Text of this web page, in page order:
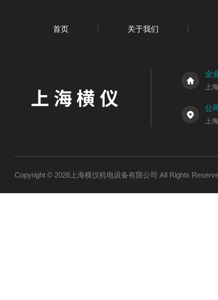
首页 关于我们
企
上
公
上
Copyright © 2026上海横仪机电设备有限公司 All Rights